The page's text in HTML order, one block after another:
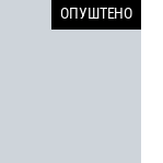
ОПУШТЕНО